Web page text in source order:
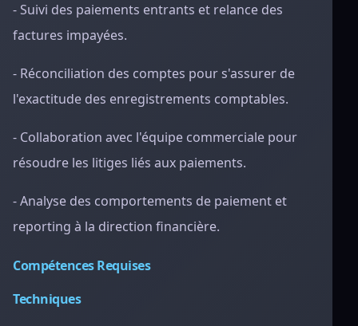
- Suivi des paiements entrants et relance des
factures impayées.
- Réconciliation des comptes pour s'assurer de
l'exactitude des enregistrements comptables.
- Collaboration avec l'équipe commerciale pour
résoudre les litiges liés aux paiements.
- Analyse des comportements de paiement et
reporting à la direction financière.
Compétences Requises
Techniques